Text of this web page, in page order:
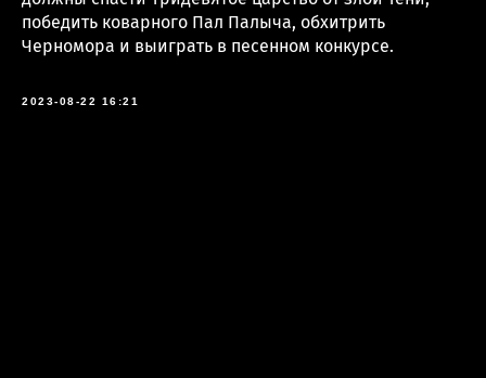
победить коварного Пал Палыча, обхитрить
Черномора и выиграть в песенном конкурсе.
2023-08-22 16:21